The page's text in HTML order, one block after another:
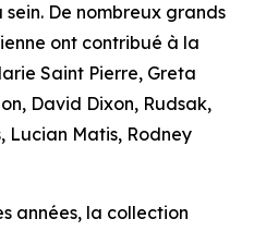
De nombreux grands
ont contribué à la
Saint Pierre, Greta
David Dixon, Rudsak,
Lucian Matis, Rodney
années, la collection